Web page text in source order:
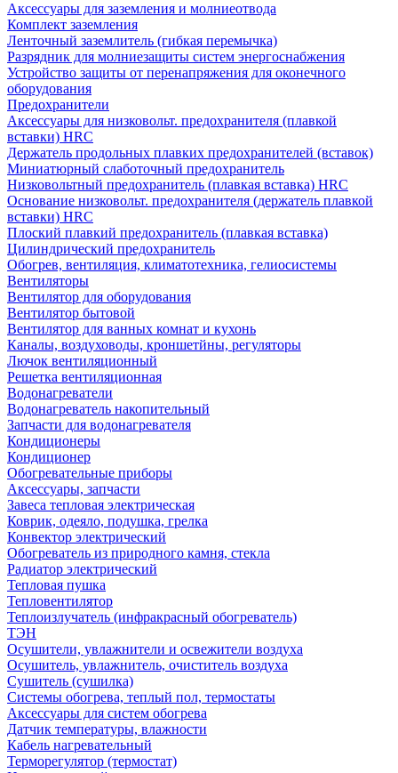
Аксессуары для заземления и молниеотвода
Комплект заземления
Ленточный заземлитель (гибкая перемычка)
Разрядник для молниезащиты систем энергоснабжения
Устройство защиты от перенапряжения для оконечного
оборудования
Предохранители
Аксессуары для низковольт. предохранителя (плавкой
вставки) HRC
Держатель продольных плавких предохранителей (вставок)
Миниатюрный слаботочный предохранитель
Низковольтный предохранитель (плавкая вставка) HRC
Основание низковольт. предохранителя (держатель плавкой
вставки) HRC
Плоский плавкий предохранитель (плавкая вставка)
Цилиндрический предохранитель
Обогрев, вентиляция, климатотехника, гелиосистемы
Вентиляторы
Вентилятор для оборудования
Вентилятор бытовой
Вентилятор для ванных комнат и кухонь
Каналы, воздуховоды, кроншетйны, регуляторы
Лючок вентиляционный
Решетка вентиляционная
Водонагреватели
Водонагреватель накопительный
Запчасти для водонагревателя
Кондиционеры
Кондиционер
Обогревательные приборы
Аксессуары, запчасти
Завеса тепловая электрическая
Коврик, одеяло, подушка, грелка
Конвектор электрический
Обогреватель из природного камня, стекла
Радиатор электрический
Тепловая пушка
Тепловентилятор
Теплоизлучатель (инфракрасный обогреватель)
ТЭН
Осушители, увлажнители и освежители воздуха
Осушитель, увлажнитель, очиститель воздуха
Сушитель (сушилка)
Системы обогрева, теплый пол, термостаты
Аксессуары для систем обогрева
Датчик температуры, влажности
Кабель нагревательный
Терморегулятор (термостат)